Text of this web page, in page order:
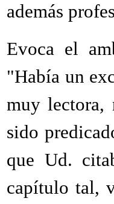
además
Evoca el
"Había un
muy lectora,
sido
que Ud.
capítulo tal,